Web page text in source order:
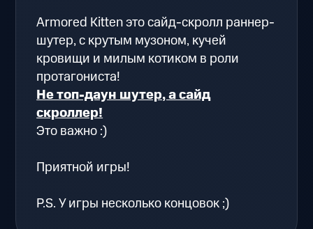
Armored Kitten это сайд-скролл раннер-
шутер, с крутым музоном, кучей
кровищи и милым котиком в роли
протагониста!
Не топ-даун шутер, а сайд
скроллер!
Это важно :)
Приятной игры!
P.S. У игры несколько концовок ;)